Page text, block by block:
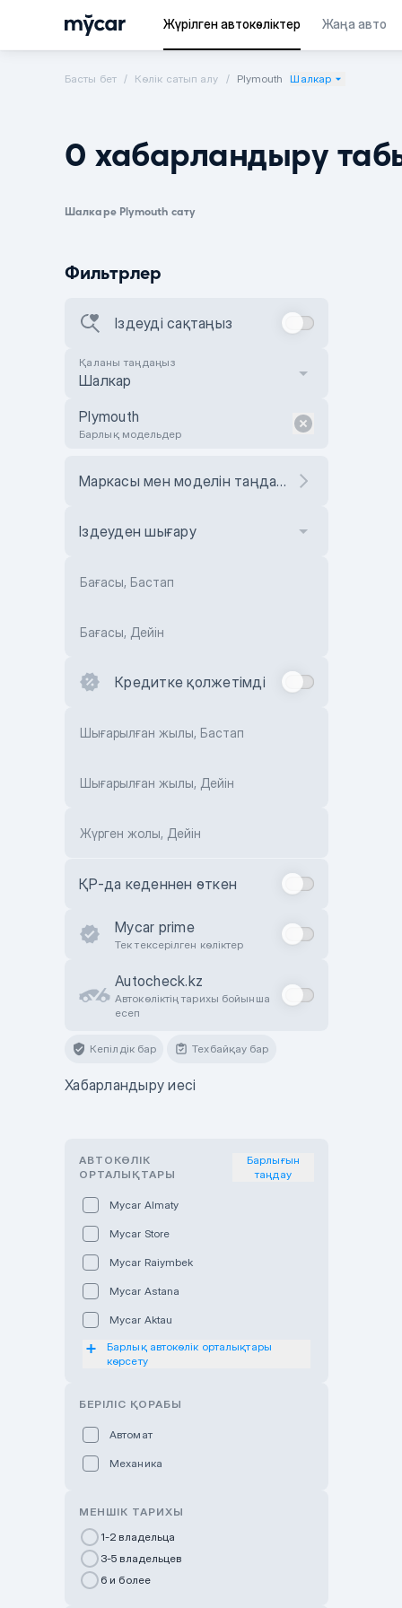
Жүрілген автокөліктер Жаңа авто
Басты бет Көлік сатып алу Plymouth Шалкар
0 хабарландыру
Шалкаре Plymouth сату
Фильтрлер
Іздеуді сақтаңыз
Қаланы таңдаңыз
Шалкар
Plymouth
Барлық модельдер
Маркасы мен моделін таңдаңыз
Іздеуден шығару
Бағасы, Бастап
Бағасы, Дейін
Кредитке қолжетімді
Шығарылған жылы, Бастап
Шығарылған жылы, Дейін
Жүрген жолы, Дейін
ҚР-да кеденнен өткен
Mycar prime
Тек тексерілген көліктер
Autocheck.kz
Автокөліктің тарихы бойынша
есеп
Кепілдік бар Техбайқау бар
Хабарландыру иесі
АВТОКӨЛІК
ОРТАЛЫҚТАРЫ
Барлығын
таңдау
Mycar Almaty
Mycar Store
Mycar Raiymbek
Mycar Astana
Mycar Aktau
Mycar Uralsk
Haval & Tank Pavlodar
Bavaria Almaty
Mycar Shymkent
Changan Auto Nurly Zhol
Барлық автокөлік орталықтары
көрсету
БЕРІЛІС ҚОРАБЫ
Автомат
Механика
МЕНШІК ТАРИХЫ
1-2 владельца
3-5 владельцев
6 и более